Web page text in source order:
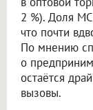
2 %). Доля
что почти
По мнению
о
остаётся
вызовы.